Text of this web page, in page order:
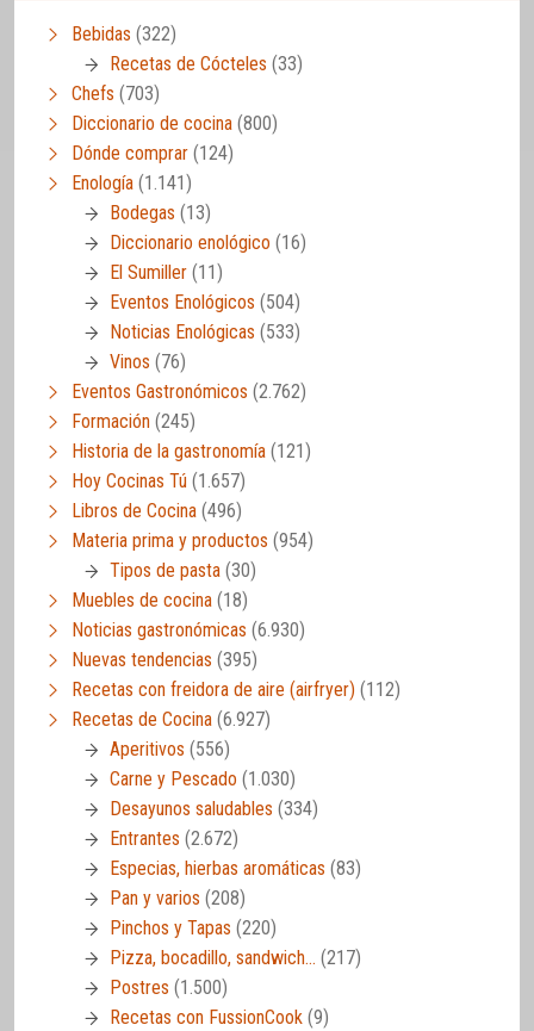
Bebidas (322)
Recetas de Cócteles (33)
Chefs (703)
Diccionario de cocina (800)
Dónde comprar (124)
Enología (1.141)
Bodegas (13)
Diccionario enológico (16)
El Sumiller (11)
Eventos Enológicos (504)
Noticias Enológicas (533)
Vinos (76)
Eventos Gastronómicos (2.762)
Formación (245)
Historia de la gastronomía (121)
Hoy Cocinas Tú (1.657)
Libros de Cocina (496)
Materia prima y productos (954)
Tipos de pasta (30)
Muebles de cocina (18)
Noticias gastronómicas (6.930)
Nuevas tendencias (395)
Recetas con freidora de aire (airfryer) (112)
Recetas de Cocina (6.927)
Aperitivos (556)
Carne y Pescado (1.030)
Desayunos saludables (334)
Entrantes (2.672)
Especias, hierbas aromáticas (83)
Pan y varios (208)
Pinchos y Tapas (220)
Pizza, bocadillo, sandwich… (217)
Postres (1.500)
Recetas con FussionCook (9)